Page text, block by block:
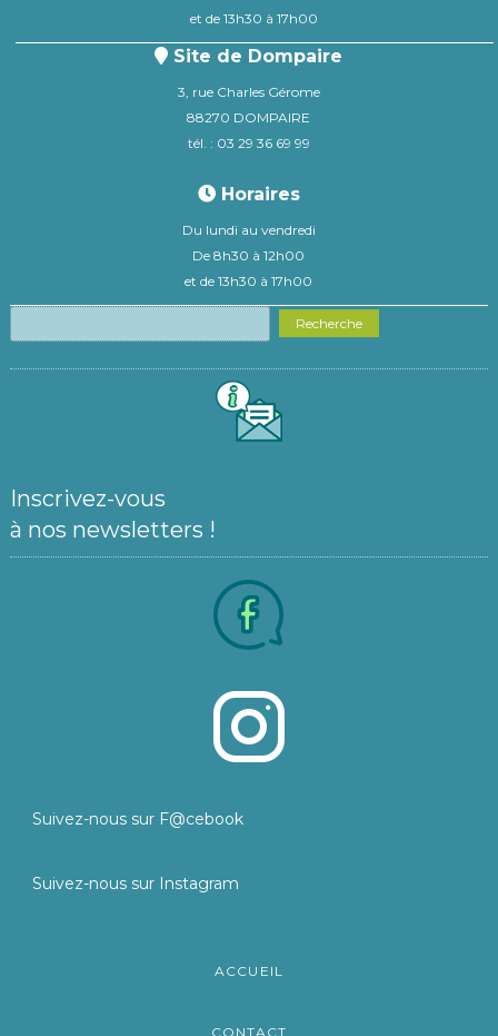
et de 13h30 à 17h00
Site de Dompaire
3, rue Charles Gérome
88270 DOMPAIRE
tél. : 03 29 36 69 99
Horaires
Du lundi au vendredi
De 8h30 à 12h00
et de 13h30 à 17h00
Recherche
Inscrivez-vous
à nos newsletters !
Suivez-nous sur F@cebook
Suivez-nous sur Instagram
ACCUEIL
CONTACT